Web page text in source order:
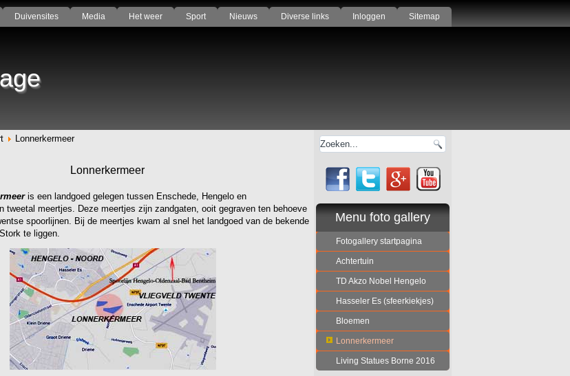
Duivensites Media Het weer Sport Nieuws Diverse links Inloggen Sitemap
Lonnerkermeer
Lonnerkermeer
is een landgoed gelegen tussen Enschede, Hengelo en
tweetal meertjes. Deze meertjes zijn zandgaten, ooit gegraven ten behoeve
spoorlijnen. Bij de meertjes kwam al snel het landgoed van de bekende
te liggen.
Menu foto gallery
Fotogallery startpagina
Achtertuin
TD Akzo Nobel Hengelo
Hasseler Es (sfeerkiekjes)
Bloemen
Lonnerkermeer
Living Statues Borne 2016